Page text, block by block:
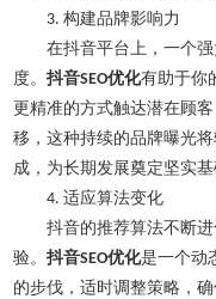
3.构建品牌影响力
在抖音平台上，一个
度。抖音SEO优化有助于你
更精准的方式触达潜在顾
移，这种持续的品牌曝光
成，为长期发展奠定坚实基
4.适应算法变化
抖音的推荐算法不断
验。抖音SEO优化是一个动
的步伐，适时调整策略，